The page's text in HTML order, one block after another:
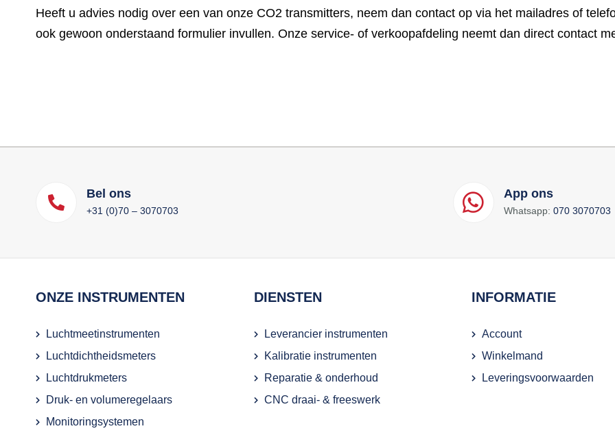
Heeft u advies nodig over een van onze CO2 transmitters, neem dan contact op via het mailadres of
ook gewoon onderstaand formulier invullen. Onze service- of verkoopafdeling neemt dan direct contact
Bel ons
+31 (0)70 – 3070703
App ons
Whatsapp: 070 3070703
ONZE INSTRUMENTEN
Luchtmeetinstrumenten
Luchtdichtheidsmeters
Luchtdrukmeters
Druk- en volumeregelaars
Monitoringsystemen
DIENSTEN
Leverancier instrumenten
Kalibratie instrumenten
Reparatie & onderhoud
CNC draai- & freeswerk
INFORMATIE
Account
Winkelmand
Leveringsvoorwaarden